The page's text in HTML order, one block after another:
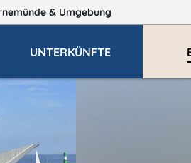
& Umgebung
UNTERKÜNFTE